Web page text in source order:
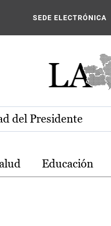
La
SEDE ELECTRÓNICA
del Presidente
Educación